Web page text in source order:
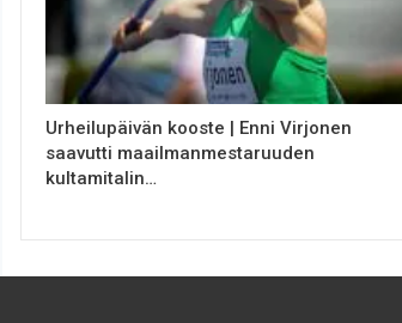
Urheilupäivän kooste | Enni Virjonen
saavutti maailmanmestaruuden
kultamitalin…